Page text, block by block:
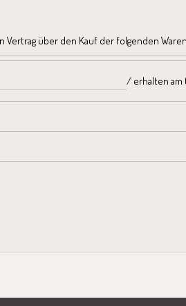
über den Kauf der folgenden
/ erhalten am